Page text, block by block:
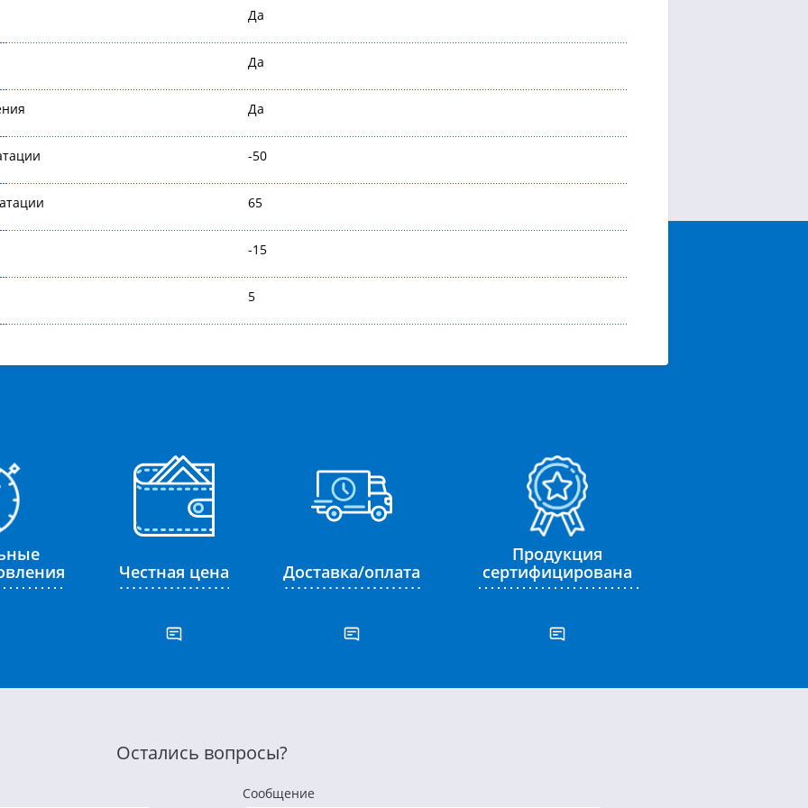
Да
Да
Да
-50
65
-15
5
Честная цена Доставка/оплата
Продукция
сертифицирована
Остались вопросы?
Сообщение